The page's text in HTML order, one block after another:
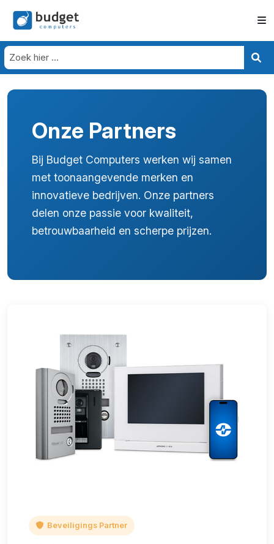
Onze Partners
Bij Budget Computers werken wij samen
met toonaangevende merken en
innovatieve bedrijven. Onze partners
delen onze passie voor kwaliteit,
betrouwbaarheid en scherpe prijzen.
Beveiligings Partner